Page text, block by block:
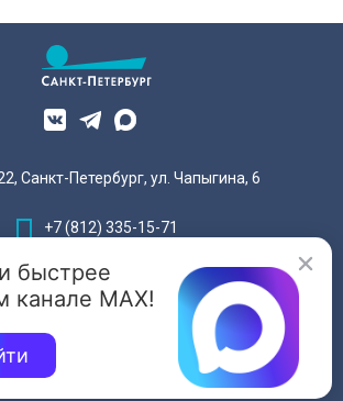
быстрее
канале MAX!
Санкт-Петербург, ул. Чапыгина, 6
+7 (812) 335-15-71
видеоматериалы, размещенные на настоящем
содержать информацию, предназначенную для лиц,
достигших 18 лет.